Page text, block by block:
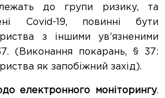
до групи ризику, та
Covid-19, повинні бути
з іншими ув’язненими
(Виконання покарань, § 37:
як запобіжний захід).
електронного моніторингу.